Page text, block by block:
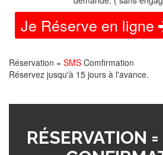
Je Réserve en ligne
Réservation = SMS Comfirmation
Réservez jusqu'à 15 jours à l'avance.
RÉSERVATION =